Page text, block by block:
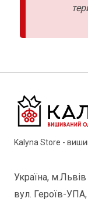
Kalyna Store -
Україна, м.Львів
вул. Героїв-